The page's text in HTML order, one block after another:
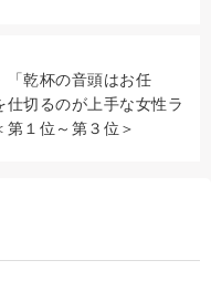
「乾杯の音頭はお任
仕切るのが上手な女性ラ
第１位～第３位＞